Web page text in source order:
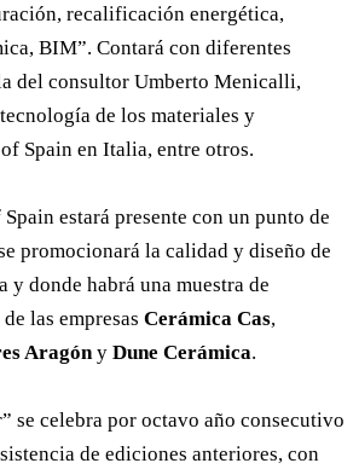
recalificación energética,
BIM”. Contará con diferentes
del consultor Umberto Menicalli,
de los materiales y
Spain en Italia, entre otros.
estará presente con un punto de
promocionará la calidad y diseño de
y donde habrá una muestra de
las empresas Cerámica Cas,
Aragón y Dune Cerámica.
se celebra por octavo año consecutivo
de ediciones anteriores, con